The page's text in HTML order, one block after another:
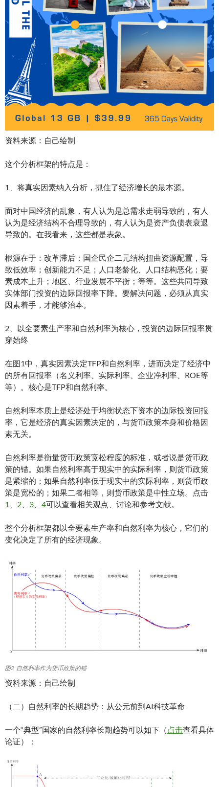
资料来源：自己绘制
这个分析框架的特点是：
1、将真实因素纳入分析，抓住了经济增长的最本源。
面对中国经济的乱象，有人认为是总需求走弱导致的，有人
认为是经济结构不合理导致的，有人认为是资产负债表衰退
导致的。在我看来，这些都是表象。
根源在于：改革滞后；国企民企二元结构扭曲资源配置，导
致低效率；创新能力不足；人口老龄化、人口结构恶化；要
素成本上升；地区、行业发展不平衡；等等。这些共同导致
实体部门投资的边际回报率下降。要解决问题，必须从真实
因素着手，才能够治本。
2、以全要素生产率和自然利率为核心，投资的边际回报率贯
穿始终
在图1中，真实因素决定TFP和自然利率，进而决定了经济中
的所有回报率（名义利率、实际利率、企业净利率、ROE等
等）。核心是TFP和自然利率。
自然利率本质上是经济处于均衡状态下资本的边际投资回报
率，它是经济的真实因素决定的，与货币政策本身和价格因
素无关。
自然利率是衡量货币政策宽松程度的标准，或者说是货币政
策的锚。如果自然利率高于现实中的实际利率，则货币政策
是紧缩的；如果自然利率低于现实中的实际利率，则货币政
策是宽松的；如果二者相等，则货币政策是中性立场。点击
1
2 3 4可以查看相关观点、讨论和参考文献。
整个分析框架都以全要素生产率和自然利率为核心，它们的
变化决定了所有的经济现象。
图2 自然利率作为货币政策的锚
资料来源：自己绘制
（二）自然利率的长期趋势：从公元前到AI科技革命
一个“典型”国家的自然利率长期趋势可以如下（ 点击查看具体
论证）：